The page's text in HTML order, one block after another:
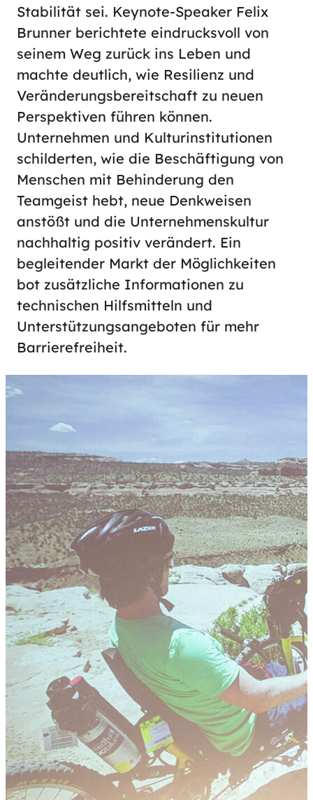
Kontrast
normal
hoch
Stabilität sei. Keynote-Speaker Felix
Brunner berichtete eindrucksvoll von
seinem Weg zurück ins Leben und
machte deutlich, wie Resilienz und
Veränderungsbereitschaft zu neuen
Perspektiven führen können.
Unternehmen und Kulturinstitutionen
schilderten, wie die Beschäftigung von
Menschen mit Behinderung den
Teamgeist hebt, neue Denkweisen
anstößt und die Unternehmenskultur
nachhaltig positiv verändert. Ein
begleitender Markt der Möglichkeiten
bot zusätzliche Informationen zu
technischen Hilfsmitteln und
Unterstützungsangeboten für mehr
Barrierefreiheit.